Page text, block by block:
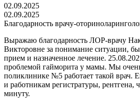
02.09.2025
02.09.2025
Благодарность врачу-
Выражаю благодарность ЛОР-врачу
Викторовне за понимание ситуации,
прием и назначенное лечение.
проблемой гайморита у мамы. Мы
поликлинике №5 работает такой врач.
и работникам регистратуры, рентгена,
минуту.